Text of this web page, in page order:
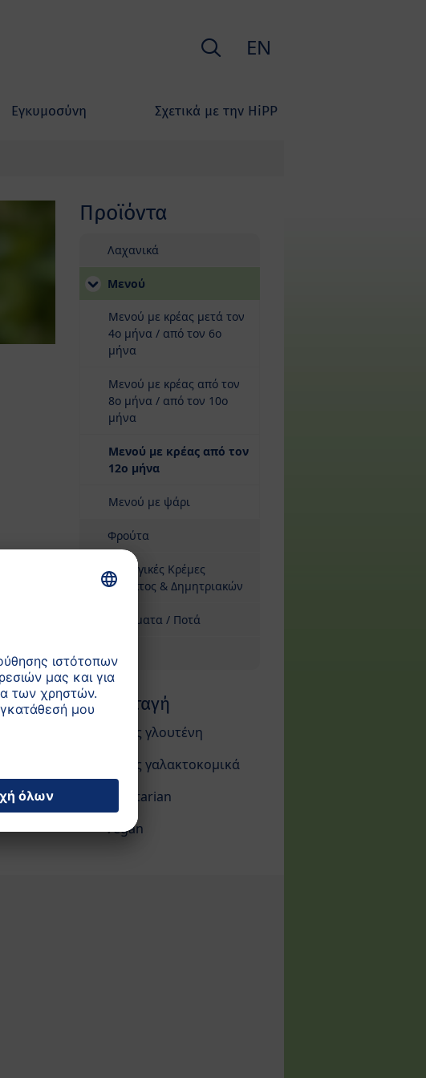
Εγκυμοσύνη Σχετικά με την HiPP
Ερευνα
EN
Μετάβαση στη λίστα προϊόντων
Προϊόντα
Λαχανικά
Μενού
Μενού με κρέας μετά τον
4ο μήνα / από τον 6ο
μήνα
Μενού με κρέας από τον
8ο μήνα / από τον 10ο
μήνα
Μενού με κρέας από τον
12ο μήνα
Μενού με ψάρι
Φρούτα
Βιολογικές Κρέμες
Γάλακτος & Δημητριακών
Ροφήματα / Ποτά
Συνταγή
Χωρίς γλουτένη
Χωρίς γαλακτοκομικά
Vegetarian
Vegan